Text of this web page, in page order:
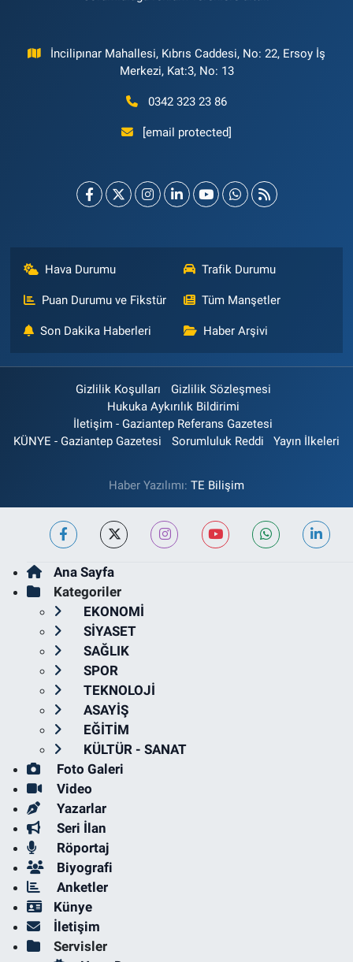
İncilipınar Mahallesi, Kıbrıs Caddesi, No: 22, Ersoy İş
Merkezi, Kat:3, No: 13
0342 323 23 86
[email protected]
Hava Durumu Trafik Durumu
Puan Durumu ve Fikstür Tüm Manşetler
Son Dakika Haberleri Haber Arşivi
Gizlilik Koşulları
Gizlilik Sözleşmesi
Hukuka Aykırılık Bildirimi
İletişim - Gaziantep Referans Gazetesi
KÜNYE - Gaziantep Gazetesi
Sorumluluk Reddi Yayın İlkeleri
Haber Yazılımı: TE Bilişim
Ana Sayfa
Kategoriler
EKONOMİ
SİYASET
SAĞLIK
SPOR
TEKNOLOJİ
ASAYİŞ
EĞİTİM
KÜLTÜR - SANAT
Foto Galeri
Video
Yazarlar
Seri İlan
Röportaj
Biyografi
Anketler
Künye
İletişim
Servisler